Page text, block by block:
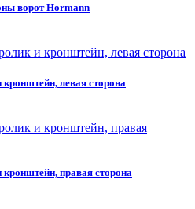
ворот Hormann
левая сторона
правая сторона